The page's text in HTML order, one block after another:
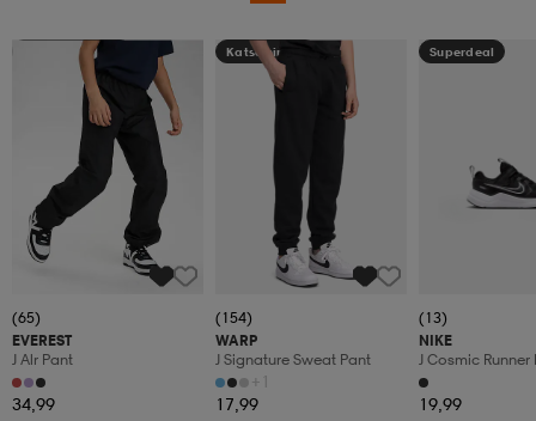
Kampanja -25%
(65)
EVEREST
J Alr Pant
34,99
Katso hintaa
(154)
WARP
J Signature Sweat Pant
+1
17,99
Superdeal
(13)
NIKE
J Cosmic Runner
19,99